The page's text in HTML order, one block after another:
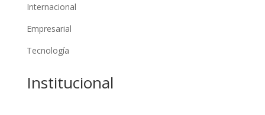
Internacional
Empresarial
Tecnología
Institucional